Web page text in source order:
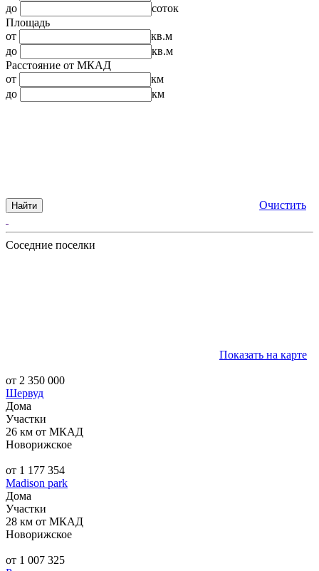
до
соток
Площадь
от
кв.м
до
кв.м
Расстояние от МКАД
от
км
до
км
Найти Очистить
Соседние поселки
Показать на карте
от 2 350 000
Шервуд
Дома
Участки
26 км от МКАД
Новорижское
от 1 177 354
Madison park
Дома
Участки
28 км от МКАД
Новорижское
от 1 007 325